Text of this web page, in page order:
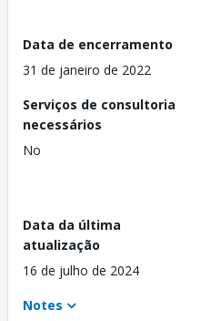
Data de encerramento
31 de janeiro de 2022
Serviços de consultoria
necessários
No
Data da última
atualização
16 de julho de 2024
Notes